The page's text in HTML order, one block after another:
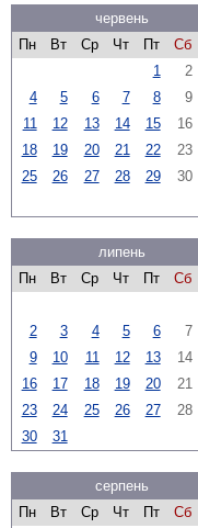
червень
Пн
Вт Ср Чт Пт Сб
1
2
4
5 6 7 8 9
11
12 13 14 15 16
18
19 20 21 22 23
25
26 27 28 29 30
липень
Пн
Вт Ср Чт Пт Сб
2
3 4 5 6 7
9
10 11 12 13 14
16
17 18 19 20 21
23
24 25 26 27 28
30
31
серпень
Пн
Вт Ср Чт Пт Сб